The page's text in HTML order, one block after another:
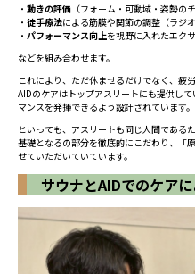
・ 動きの評価 （フォーム・可動域・姿勢の
・ 徒手療法による筋膜や関節の調整（ラジオ
・ パフォーマンス向上を視野に入れたエク
などを組み合わせます。
これにより、ただ休ませるだけでなく、疲
AIDのケアはトップアスリートにも提供し
マンスを発揮できるよう設計されています。
といっても、アスリートも同じ人間である
基礎となるの部分を徹底的にこだわり、「
せていただいていています。
サウナとAIDでのケア